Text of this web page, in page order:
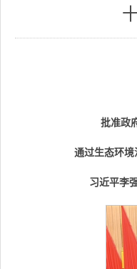
批准政
通过生态环
习近平李